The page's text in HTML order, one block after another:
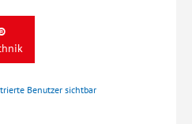
Benutzer sichtbar